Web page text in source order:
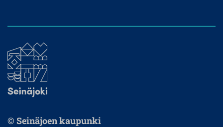
© Seinäjoen kaupunki